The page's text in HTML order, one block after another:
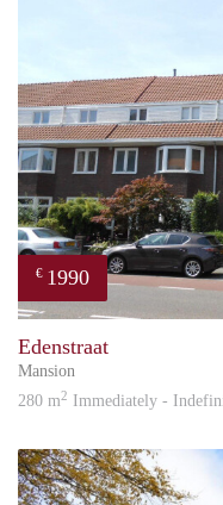
€ 1990
Edenstraat
Mansion
280 m2 Immediately -